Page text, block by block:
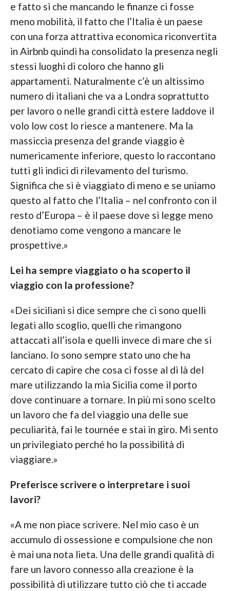
e fatto sì che mancando le finanze ci fosse
meno mobilità, il fatto che l’Italia è un paese
con una forza attrattiva economica riconvertita
in Airbnb quindi ha consolidato la presenza negli
stessi luoghi di coloro che hanno gli
appartamenti. Naturalmente c’è un altissimo
numero di italiani che va a Londra soprattutto
per lavoro o nelle grandi città estere laddove il
volo low cost lo riesce a mantenere. Ma la
massiccia presenza del grande viaggio è
numericamente inferiore, questo lo raccontano
tutti gli indici di rilevamento del turismo.
Significa che si è viaggiato di meno e se uniamo
questo al fatto che l’Italia – nel confronto con il
resto d’Europa – è il paese dove si legge meno
denotiamo come vengono a mancare le
prospettive.»
Lei ha sempre viaggiato o ha scoperto il
viaggio con la professione?
«Dei siciliani si dice sempre che ci sono quelli
legati allo scoglio, quelli che rimangono
attaccati all’isola e quelli invece di mare che si
lanciano. Io sono sempre stato uno che ha
cercato di capire che cosa ci fosse al di là del
mare utilizzando la mia Sicilia come il porto
dove continuare a tornare. In più mi sono scelto
un lavoro che fa del viaggio una delle sue
peculiarità, fai le tournée e stai in giro. Mi sento
un privilegiato perché ho la possibilità di
viaggiare.»
Preferisce scrivere o interpretare i suoi
lavori?
«A me non piace scrivere. Nel mio caso è un
accumulo di ossessione e compulsione che non
è mai una nota lieta. Una delle grandi qualità di
fare un lavoro connesso alla creazione è la
possibilità di utilizzare tutto ciò che ti accade